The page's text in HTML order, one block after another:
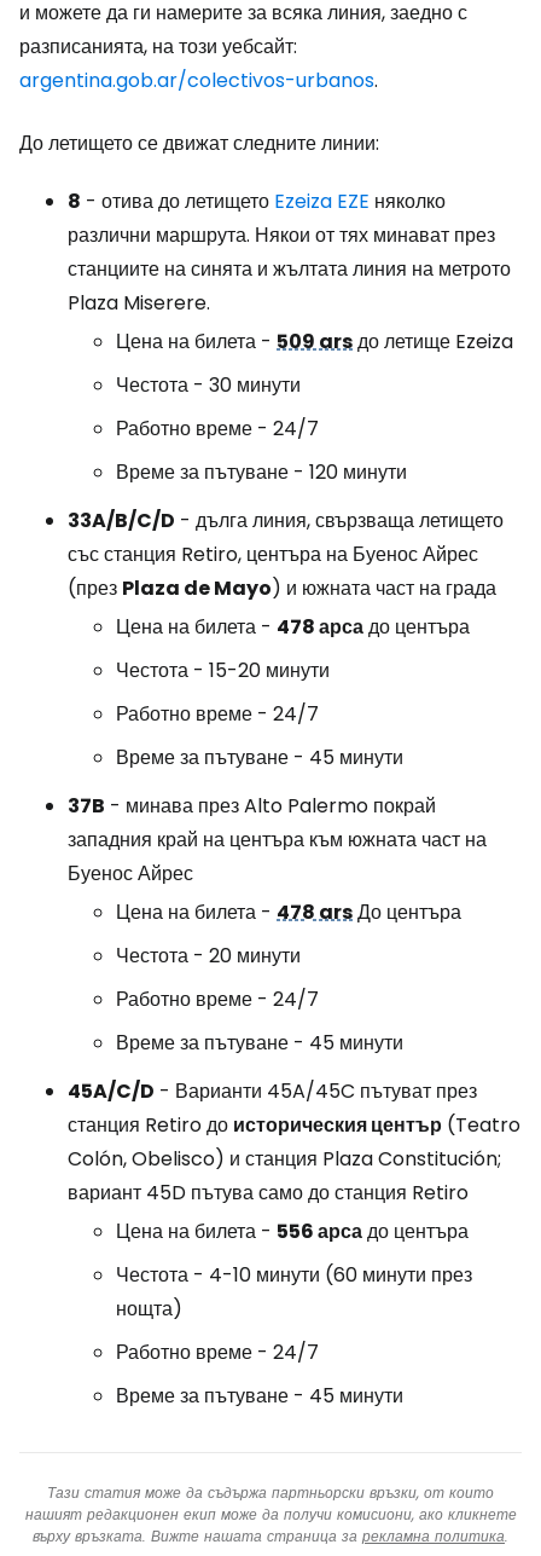
и можете да ги намерите за всяка линия, заедно с
разписанията, на този уебсайт:
argentina.gob.ar/colectivos-urbanos.
До летището се движат следните линии:
8 - отива до летището Ezeiza EZE няколко
различни маршрута. Някои от тях минават през
станциите на синята и жълтата линия на метрото
Plaza Miserere.
Цена на билета - 509 arsдо летище Ezeiza
Честота - 30 минути
Работно време - 24/7
Време за пътуване - 120 минути
33A/B/C/D - дълга линия, свързваща летището
със станция Retiro, центъра на Буенос Айрес
(през Plaza de Mayo) и южната част на града
Цена на билета - 478 арсадо центъра
Честота - 15-20 минути
Работно време - 24/7
Време за пътуване - 45 минути
37B - минава през Alto Palermo покрай
западния край на центъра към южната част на
Буенос Айрес
Цена на билета - 478 arsДо центъра
Честота - 20 минути
Работно време - 24/7
Време за пътуване - 45 минути
45A/C/D - Варианти 45A/45C пътуват през
станция Retiro до историческия център (Teatro
Colón, Obelisco) и станция Plaza Constitución;
вариант 45D пътува само до станция Retiro
Цена на билета - 556 арсадо центъра
Честота - 4-10 минути (60 минути през
нощта)
Работно време - 24/7
Време за пътуване - 45 минути
Тази статия може да съдържа партньорски връзки, от които
нашият редакционен екип може да получи комисиони, ако кликнете
върху връзката. Вижте нашата страница за рекламна политика.